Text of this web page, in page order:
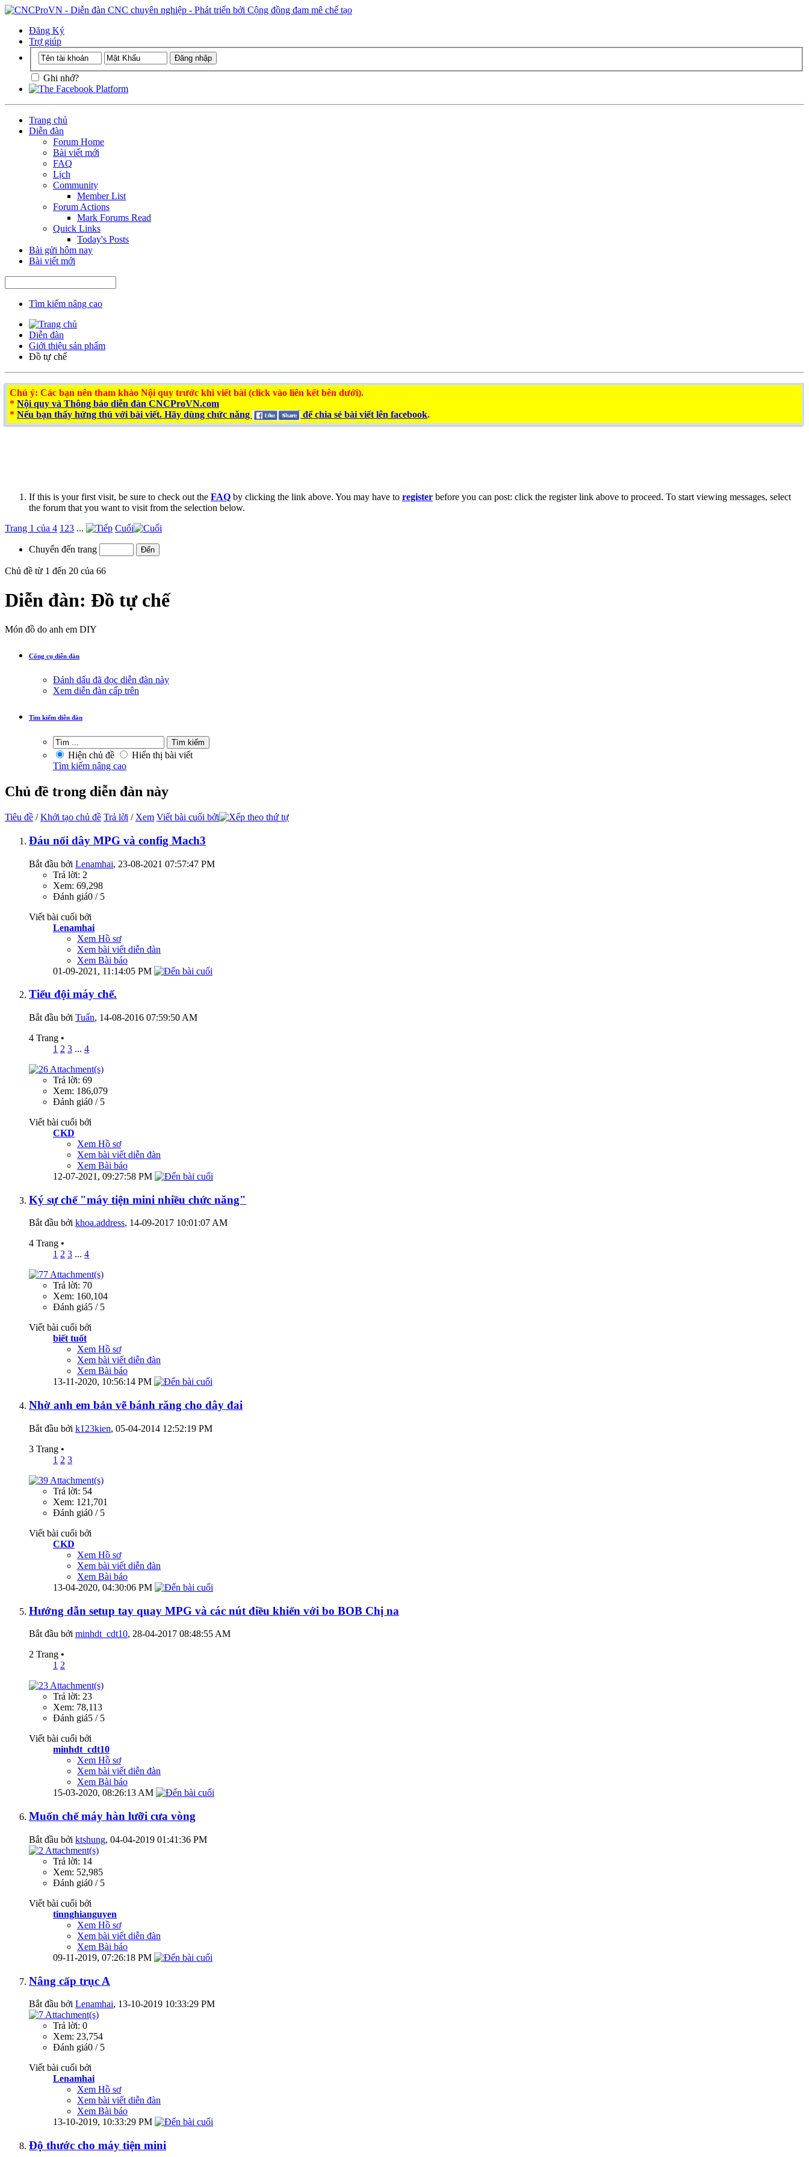
Đăng Ký
Trợ giúp
Ghi nhớ?
Trang chủ
Diễn đàn
Forum Home
Bài viết mới
FAQ
Lịch
Community
Member List
Forum Actions
Mark Forums Read
Quick Links
Today's Posts
Bài gửi hôm nay
Bài viết mới
Tìm kiếm nâng cao
Diễn đàn
Giới thiệu sản phẩm
Đồ tự chế
Chú ý: Các bạn nên tham khảo Nội quy trước khi viết bài (click vào liên kết bên dưới).
* Nội quy và Thông báo diễn đàn CNCProVN.com
* Nếu bạn thấy hứng thú với bài viết. Hãy dùng chức năng để chia sẻ bài viết lên facebook.
If this is your first visit, be sure to check out the FAQ by clicking the link above. You may have to register before you can post: click the register link above to proceed. To start viewing messages, select
the forum that you want to visit from the selection below.
Trang 1 của 4 1 23 ... Cuối
Chuyển đến trang
Chủ đề từ 1 đến 20 của 66
Diễn đàn: Đồ tự chế
Món đồ do anh em DIY
Công cụ diễn đàn
Đánh dấu đã đọc diễn đàn này
Xem diễn đàn cấp trên
Tìm kiếm diễn đàn
Hiện chủ đề
Hiển thị bài viết
Tìm kiếm nâng cao
Chủ đề trong diễn đàn này
Tiêu đề /Khởi tạo chủ đề Trả lời / Xem Viết bài cuối bởi
Đáu nối dây MPG và config Mach3
Bắt đầu bởi Lenamhai‎, 23-08-2021 07:57:47 PM
Trả lời: 2
Xem: 69,298
Đánh giá0 / 5
Viết bài cuối bởi
Lenamhai
Xem Hồ sơ
Xem bài viết diễn đàn
Xem Bài báo
01-09-2021, 11:14:05 PM
Tiểu đội máy chế.
Bắt đầu bởi Tuấn‎, 14-08-2016 07:59:50 AM
4 Trang •
1 2 3 ... 4
Trả lời: 69
Xem: 186,079
Đánh giá0 / 5
Viết bài cuối bởi
CKD
Xem Hồ sơ
Xem bài viết diễn đàn
Xem Bài báo
12-07-2021, 09:27:58 PM
Ký sự chế "máy tiện mini nhiều chức năng"
Bắt đầu bởi khoa.address‎, 14-09-2017 10:01:07 AM
4 Trang •
1 2 3 ... 4
Trả lời: 70
Xem: 160,104
Đánh giá5 / 5
Viết bài cuối bởi
biết tuốt
Xem Hồ sơ
Xem bài viết diễn đàn
Xem Bài báo
13-11-2020, 10:56:14 PM
Nhờ anh em bản vẽ bánh răng cho dây đai
Bắt đầu bởi k123kien‎, 05-04-2014 12:52:19 PM
3 Trang •
1 2 3
Trả lời: 54
Xem: 121,701
Đánh giá0 / 5
Viết bài cuối bởi
CKD
Xem Hồ sơ
Xem bài viết diễn đàn
Xem Bài báo
13-04-2020, 04:30:06 PM
Hướng dẫn setup tay quay MPG và các nút điều khiển với bo BOB Chị na
Bắt đầu bởi minhdt_cdt10‎, 28-04-2017 08:48:55 AM
2 Trang •
1 2
Trả lời: 23
Xem: 78,113
Đánh giá5 / 5
Viết bài cuối bởi
minhdt_cdt10
Xem Hồ sơ
Xem bài viết diễn đàn
Xem Bài báo
15-03-2020, 08:26:13 AM
Muốn chế máy hàn lưỡi cưa vòng
Bắt đầu bởi ktshung‎, 04-04-2019 01:41:36 PM
Trả lời: 14
Xem: 52,985
Đánh giá0 / 5
Viết bài cuối bởi
tinnghianguyen
Xem Hồ sơ
Xem bài viết diễn đàn
Xem Bài báo
09-11-2019, 07:26:18 PM
Nâng cấp trục A
Bắt đầu bởi Lenamhai‎, 13-10-2019 10:33:29 PM
Trả lời: 0
Xem: 23,754
Đánh giá0 / 5
Viết bài cuối bởi
Lenamhai
Xem Hồ sơ
Xem bài viết diễn đàn
Xem Bài báo
13-10-2019, 10:33:29 PM
Độ thước cho máy tiện mini